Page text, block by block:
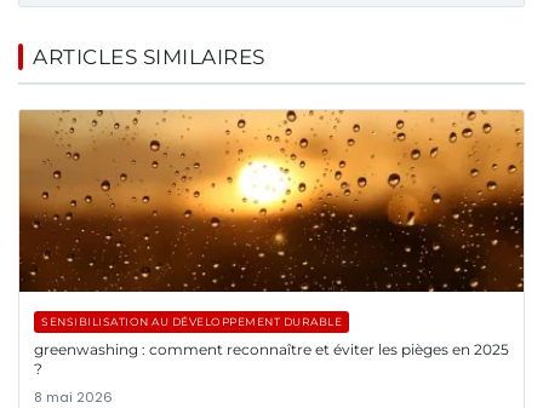
ARTICLES SIMILAIRES
SENSIBILISATION AU DÉVELOPPEMENT DURABLE
greenwashing : comment reconnaître et éviter les pièges en 2025
?
8 mai 2026